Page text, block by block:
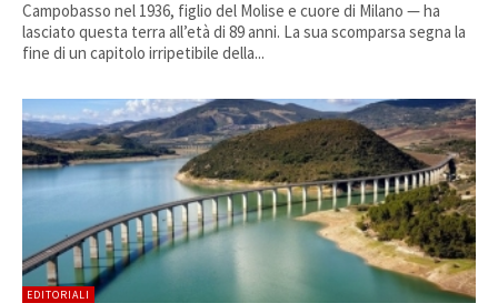
Campobasso nel 1936, figlio del Molise e cuore di Milano — ha
lasciato questa terra all’età di 89 anni. La sua scomparsa segna la
fine di un capitolo irripetibile della...
EDITORIALI